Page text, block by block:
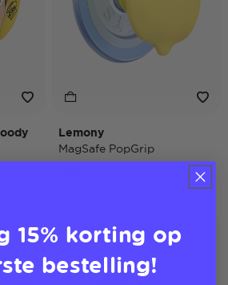
Lemony
MagSafe PopGrip
15% korting op
bestelling!